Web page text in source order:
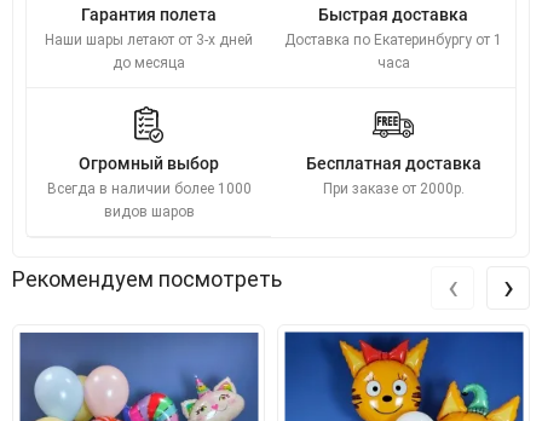
Гарантия полета
Наши шары летают от 3-х дней
до месяца
Быстрая доставка
Доставка по Екатеринбургу от 1
часа
Огромный выбор
Всегда в наличии более 1000
видов шаров
Бесплатная доставка
При заказе от 2000р.
Рекомендуем посмотреть ‹ ›